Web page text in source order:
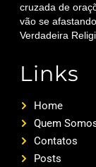
cruzada de
vão se
Verdadeira
Links
Home
Quem
Contatos
Posts